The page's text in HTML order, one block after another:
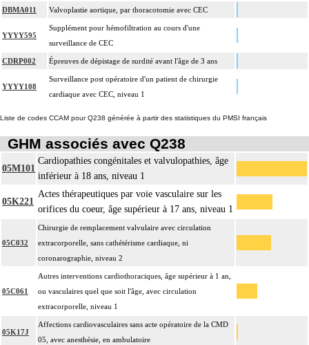
DBMA011 Valvoplastie aortique, par thoracotomie avec CEC
YYYY595
Supplément pour hémofiltration au cours d'une
surveillance de CEC
CDRP002 Épreuves de dépistage de surdité avant l'âge de 3 ans
YYYY108
Surveillance post opératoire d'un patient de chirurgie
cardiaque avec CEC, niveau 1
Liste de codes CCAM pour Q238 générée à partir des statistiques du PMSI français
GHM associés avec Q238
05M101
Cardiopathies congénitales et valvulopathies, âge
inférieur à 18 ans, niveau 1
05K221
Actes thérapeutiques par voie vasculaire sur les
orifices du coeur, âge supérieur à 17 ans, niveau 1
05C032
Chirurgie de remplacement valvulaire avec circulation
extracorporelle, sans cathétérisme cardiaque, ni
coronarographie, niveau 2
05C061
Autres interventions cardiothoraciques, âge supérieur à 1 an,
ou vasculaires quel que soit l'âge, avec circulation
extracorporelle, niveau 1
05K17J
Affections cardiovasculaires sans acte opératoire de la CMD
05, avec anesthésie, en ambulatoire